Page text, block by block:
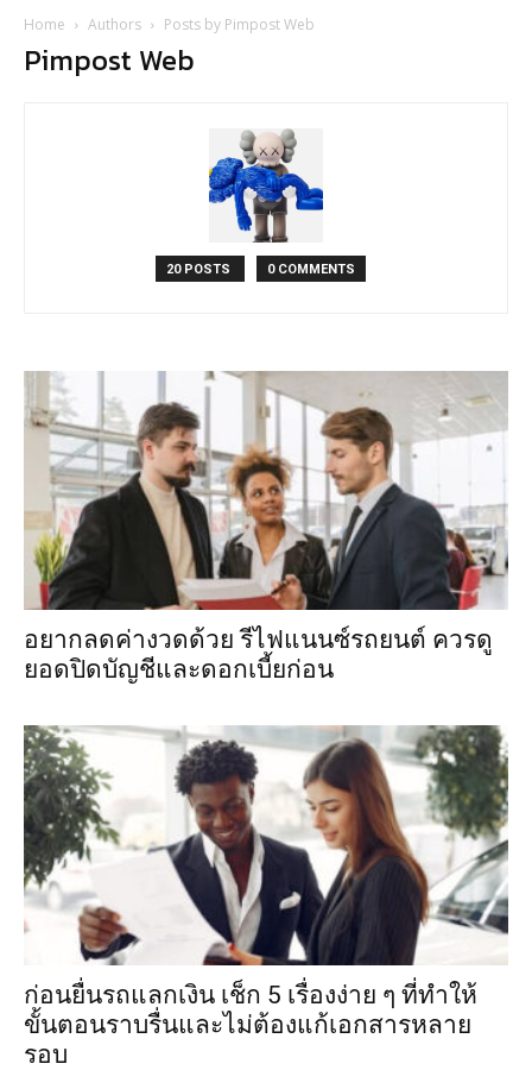
Home Authors Posts by Pimpost Web
Pimpost Web
20 POSTS 0 COMMENTS
อยากลดค่างวดด้วย รีไฟแนนซ์รถยนต์ ควรดู
ยอดปิดบัญชีและดอกเบี้ยก่อน
ก่อนยื่นรถแลกเงิน เช็ก 5 เรื่องง่าย ๆ ที่ทำให้
ขั้นตอนราบรื่นและไม่ต้องแก้เอกสารหลาย
รอบ